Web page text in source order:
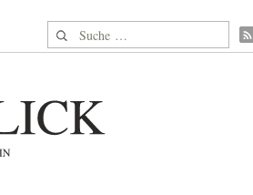
Suche nach: